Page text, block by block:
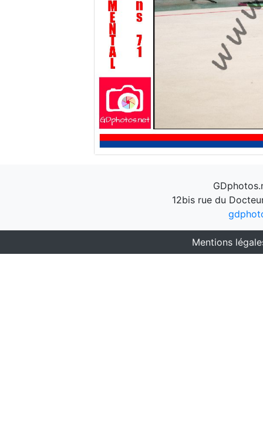
12bis rue du
Mentions